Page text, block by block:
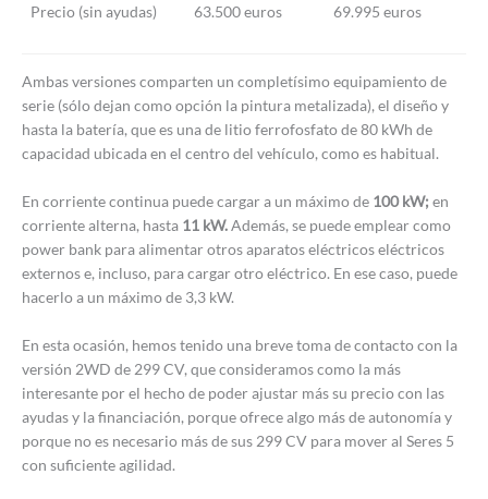
Precio (sin ayudas) 63.500 euros 69.995 euros
Ambas versiones comparten un completísimo equipamiento de
serie (sólo dejan como opción la pintura metalizada), el diseño y
hasta la batería, que es una de litio ferrofosfato de 80 kWh de
capacidad ubicada en el centro del vehículo, como es habitual.
En corriente continua puede cargar a un máximo de 100 kW; en
corriente alterna, hasta 11 kW.Además, se puede emplear como
power bank para alimentar otros aparatos eléctricos eléctricos
externos e, incluso, para cargar otro eléctrico. En ese caso, puede
hacerlo a un máximo de 3,3 kW.
En esta ocasión, hemos tenido una breve toma de contacto con la
versión 2WD de 299 CV, que consideramos como la más
interesante por el hecho de poder ajustar más su precio con las
ayudas y la financiación, porque ofrece algo más de autonomía y
porque no es necesario más de sus 299 CV para mover al Seres 5
con suficiente agilidad.